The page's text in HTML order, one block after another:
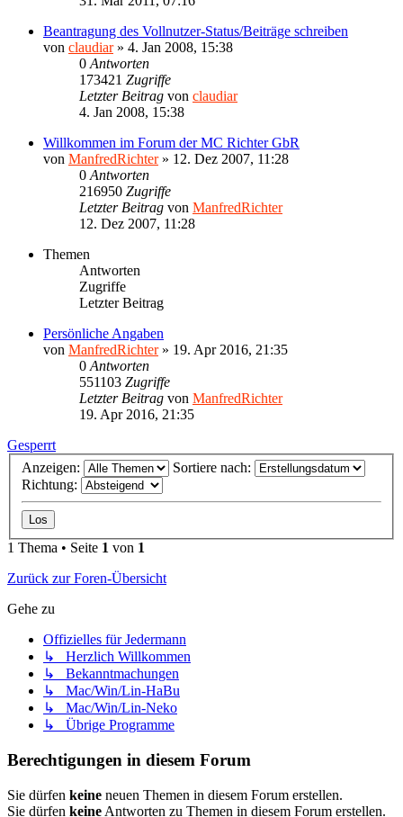
Beantragung des Vollnutzer-Status/Beiträge schreiben
von claudiar» 4. Jan 2008, 15:38
0 Antworten
173421 Zugriffe
Letzter Beitrag von claudiar
4. Jan 2008, 15:38
Willkommen im Forum der MC Richter GbR
von ManfredRichter» 12. Dez 2007, 11:28
0 Antworten
216950 Zugriffe
Letzter Beitrag von ManfredRichter
12. Dez 2007, 11:28
Themen
Antworten
Zugriffe
Letzter Beitrag
Persönliche Angaben
von ManfredRichter» 19. Apr 2016, 21:35
0 Antworten
551103 Zugriffe
Letzter Beitrag von ManfredRichter
19. Apr 2016, 21:35
Gesperrt
Anzeigen:
Sortiere nach:
Richtung:
1 Thema • Seite 1 von 1
Zurück zur Foren-Übersicht
Gehe zu
Offizielles für Jedermann
↳ Herzlich Willkommen
↳ Bekanntmachungen
↳ Mac/Win/Lin-HaBu
↳ Mac/Win/Lin-Neko
↳ Übrige Programme
Berechtigungen in diesem Forum
Sie dürfen keine neuen Themen in diesem Forum erstellen.
Sie dürfen keine Antworten zu Themen in diesem Forum erstellen.